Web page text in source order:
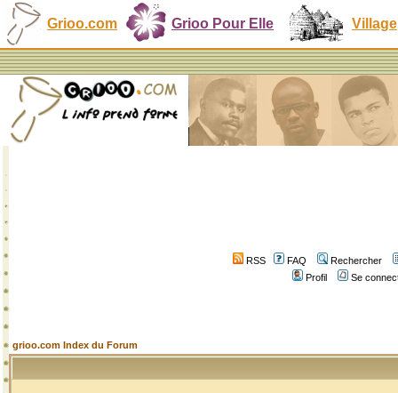
Grioo.com Grioo Pour Elle Village
RSS FAQ
Rechercher
Profil
Se
grioo.com Index du Forum